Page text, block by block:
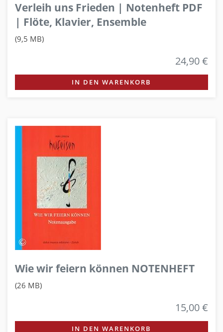
Verleih uns Frieden | Notenheft PDF
| Flöte, Klavier, Ensemble
(9,5 MB)
24,90 €
IN DEN WARENKORB
Wie wir feiern können NOTENHEFT
(26 MB)
15,00 €
IN DEN WARENKORB